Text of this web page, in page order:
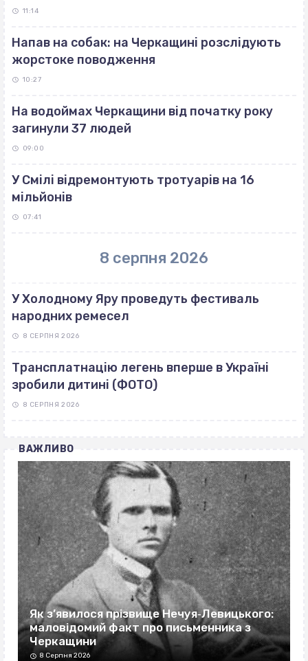
11:14
Напав на собак: на Черкащині розслідують
жорстоке поводження
10:27
На водоймах Черкащини від початку року
загинули 37 людей
09:00
У Смілі відремонтують тротуарів на 16
мільйонів
07:41
8 серпня 2026
У Холодному Яру проведуть фестиваль
народних ремесел
8 СЕРПНЯ 2026
Трансплатнацію легень вперше в Україні
зробили дитині (ФОТО)
8 СЕРПНЯ 2026
ВАЖЛИВО
Як з’явилося прізвище Нечуя‐Левицького:
маловідомий факт про письменника з
Черкащини
8 Серпня 2026